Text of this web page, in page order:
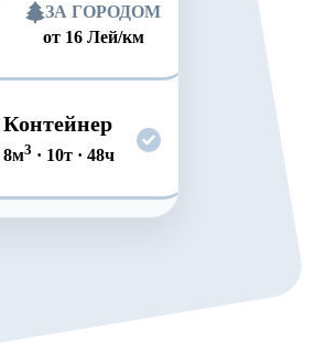
ЗА ГОРОДОМ
от 16 Лей/км
Контейнер
8м3 · 10т· 48ч